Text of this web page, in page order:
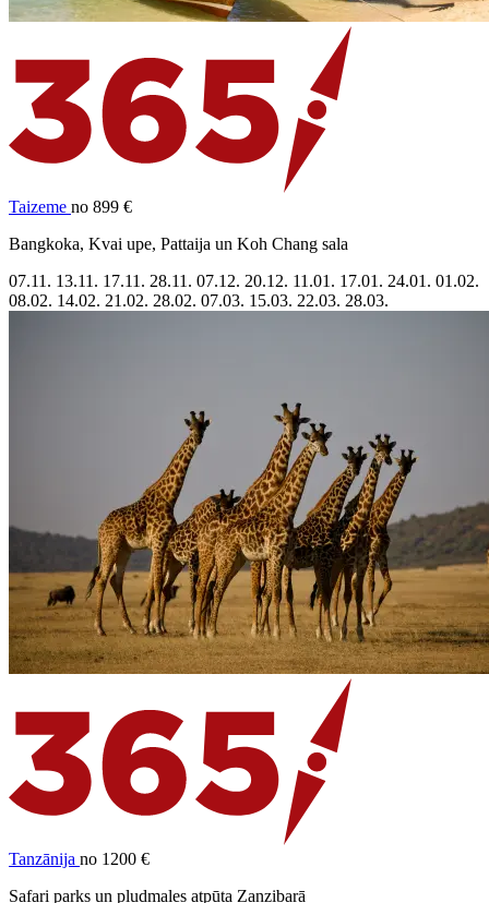
Taizeme no 899 €
Bangkoka, Kvai upe, Pattaija un Koh Chang sala
07.11. 13.11. 17.11. 28.11. 07.12. 20.12. 11.01. 17.01. 24.01. 01.02.
08.02. 14.02. 21.02. 28.02. 07.03. 15.03. 22.03. 28.03.
Tanzānija no 1200 €
Safari parks un pludmales atpūta Zanzibarā